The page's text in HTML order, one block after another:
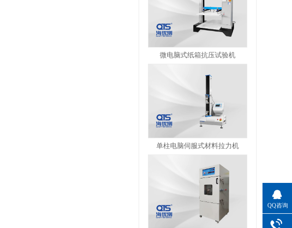
微电脑式纸箱抗压试验机
单柱电脑伺服式材料拉力机
电池高空低压模拟试验箱
QQ咨询